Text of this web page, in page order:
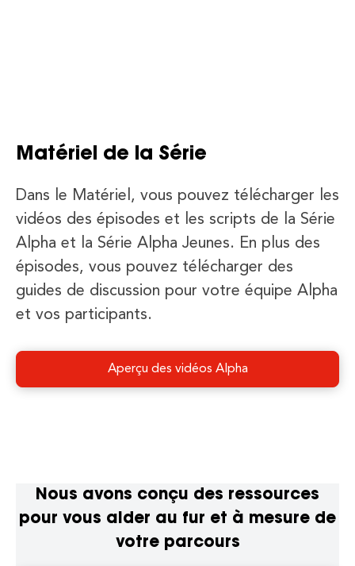
Matériel de la Série
Dans le Matériel, vous pouvez télécharger les
vidéos des épisodes et les scripts de la Série
Alpha et la Série Alpha Jeunes. En plus des
épisodes, vous pouvez télécharger des
guides de discussion pour votre équipe Alpha
et vos participants.
Aperçu des vidéos Alpha
Nous avons conçu des ressources
pour vous aider au fur et à mesure de
votre parcours